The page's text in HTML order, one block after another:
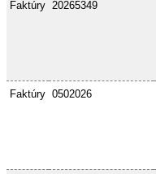
Faktúry 20265349
Faktúry 0502026